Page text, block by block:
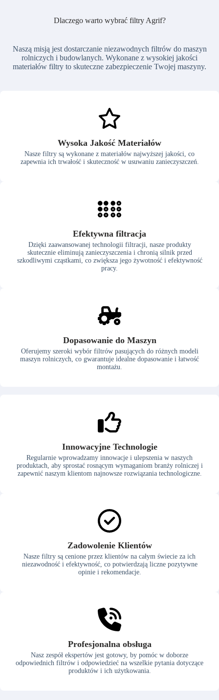
Dlaczego warto wybrać filtry Agrif?
Naszą misją jest dostarczanie niezawodnych filtrów do maszyn
rolniczych i budowlanych. Wykonane z wysokiej jakości
materiałów filtry to skuteczne zabezpieczenie Twojej maszyny.
Wysoka Jakość Materiałów
Nasze filtry są wykonane z materiałów najwyższej jakości, co
zapewnia ich trwałość i skuteczność w usuwaniu zanieczyszczeń.
Efektywna filtracja
Dzięki zaawansowanej technologii filtracji, nasze produkty
skutecznie eliminują zanieczyszczenia i chronią silnik przed
szkodliwymi cząstkami, co zwiększa jego żywotność i efektywność
pracy.
Dopasowanie do Maszyn
Oferujemy szeroki wybór filtrów pasujących do różnych modeli
maszyn rolniczych, co gwarantuje idealne dopasowanie i łatwość
montażu.
Innowacyjne Technologie
Regularnie wprowadzamy innowacje i ulepszenia w naszych
produktach, aby sprostać rosnącym wymaganiom branży rolniczej i
zapewnić naszym klientom najnowsze rozwiązania technologiczne.
Zadowolenie Klientów
Nasze filtry są cenione przez klientów na całym świecie za ich
niezawodność i efektywność, co potwierdzają liczne pozytywne
opinie i rekomendacje.
Profesjonalna obsługa
Nasz zespół ekspertów jest gotowy, by pomóc w doborze
odpowiednich filtrów i odpowiedzieć na wszelkie pytania dotyczące
produktów i ich użytkowania.